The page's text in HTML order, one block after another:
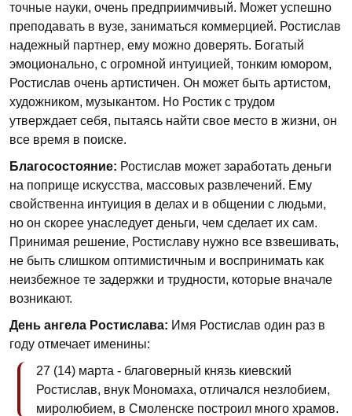
точные науки, очень предприимчивый. Может успешно
преподавать в вузе, заниматься коммерцией. Ростислав
надежный партнер, ему можно доверять. Богатый
эмоционально, с огромной интуицией, тонким юмором,
Ростислав очень артистичен. Он может быть артистом,
художником, музыкантом. Но Ростик с трудом
утверждает себя, пытаясь найти свое место в жизни, он
все время в поиске.
Благосостояние: Ростислав может заработать деньги
на поприще искусства, массовых развлечений. Ему
свойственна интуиция в делах и в общении с людьми,
но он скорее унаследует деньги, чем сделает их сам.
Принимая решение, Ростиславу нужно все взвешивать,
не быть слишком оптимистичным и воспринимать как
неизбежное те задержки и трудности, которые вначале
возникают.
День ангела Ростислава: Имя Ростислав один раз в
году отмечает именины:
27 (14) марта - благоверный князь киевский
Ростислав, внук Мономаха, отличался незлобием,
миролюбием, в Смоленске построил много храмов.